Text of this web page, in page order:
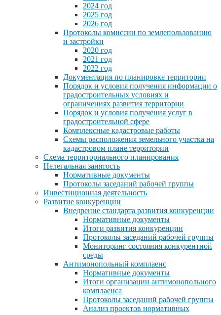
2024 год
2025 год
2026 год
Протоколы комиссии по землепользованию
и застройки
2020 год
2021 год
2022 год
Документация по планировке территории
Порядок и условия получения информации о
градостроительных условиях и
ограничениях развития территории
Порядок и условия получения услуг в
градостроительной сфере
Комплексные кадастровые работы
Схемы расположения земельного участка на
кадастровом плане территории
Схема территориального планирования
Нелегальная занятость
Нормативные документы
Протоколы заседаний рабочей группы
Инвестиционная деятельность
Развитие конкуренции
Внедрение стандарта развития конкуренции
Нормативные документы
Итоги развития конкуренции
Протоколы заседаний рабочей группы
Мониторинг состояния конкурентной
среды
Антимонопольный комплаенс
Нормативные документы
Итоги организации антимонопольного
комплаенса
Протоколы заседаний рабочей группы
Анализ проектов нормативных